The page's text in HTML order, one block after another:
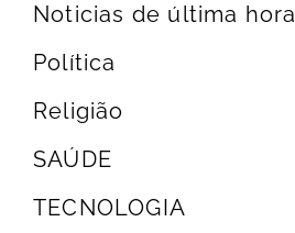
Noticias de última hora
Política
Religião
SAÚDE
TECNOLOGIA